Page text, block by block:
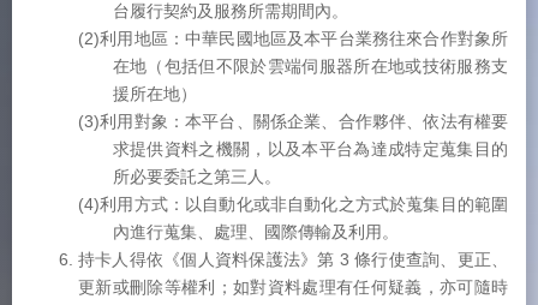
台履行契約及服務所需期間內。
(2)利用地區：中華民國地區及本平台業務往來合作對象所
在地（包括但不限於雲端伺服器所在地或技術服務支
援所在地）
(3)利用對象：本平台、關係企業、合作夥伴、依法有權要
求提供資料之機關，以及本平台為達成特定蒐集目的
所必要委託之第三人。
(4)利用方式：以自動化或非自動化之方式於蒐集目的範圍
內進行蒐集、處理、國際傳輸及利用。
持卡人得依《個人資料保護法》第 3 條行使查詢、更正、
更新或刪除等權利；如對資料處理有任何疑義，亦可隨時